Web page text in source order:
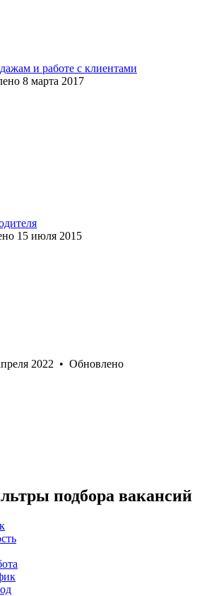
и работе с клиентами
8 марта 2017
15 июля 2015
2022 • Обновлено
подбора вакансий